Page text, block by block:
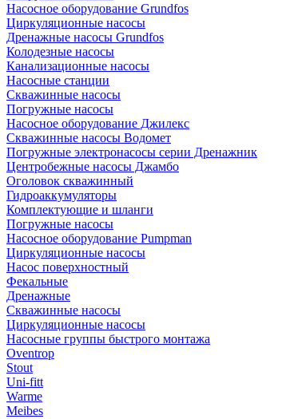
Насосное оборудование Grundfos
Циркуляционные насосы
Дренажные насосы Grundfos
Колодезные насосы
Канализационные насосы
Насосные станции
Скважинные насосы
Погружные насосы
Насосное оборудование Джилекс
Скважинные насосы Водомет
Погружные электронасосы серии Дренажник
Центробежные насосы Джамбо
Оголовок скважинный
Гидроаккумуляторы
Комплектующие и шланги
Погружные насосы
Насосное оборудование Pumpman
Циркуляционные насосы
Насос поверхностный
Фекальные
Дренажные
Скважинные насосы
Циркуляционные насосы
Насосные группы быстрого монтажа
Oventrop
Stout
Uni-fitt
Warme
Meibes